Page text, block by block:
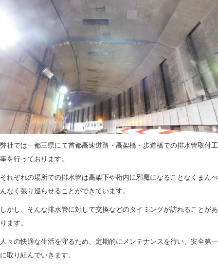
弊社では一都三県にて首都高速道路・高架橋・歩道橋での排水管取付工
事を行っております。
それぞれの場所での排水管は高架下や桁内に邪魔になることなくまんべ
んなく張り巡らせることができています。
しかし、そんな排水管に対して交換などのタイミングが訪れることがあ
ります。
人々の快適な生活を守るため、定期的にメンテナンスを行い、安全第一
に取り組んでいきます。